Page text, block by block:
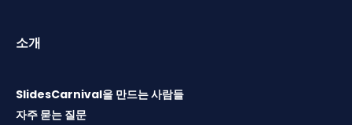
소개
SlidesCarnival을 만드는 사람들
자주 묻는 질문